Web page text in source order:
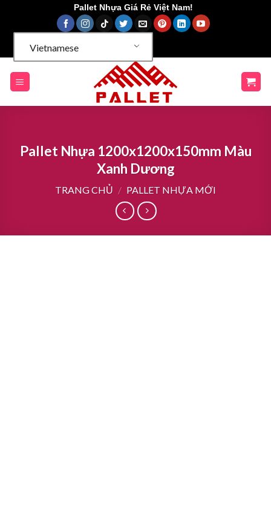
Pallet Nhựa Giá Rẻ Việt Nam!
Vietnamese
Pallet Nhựa 1200x1200x150mm Màu
Xanh Dương
TRANG CHỦ / PALLET NHỰA MỚI